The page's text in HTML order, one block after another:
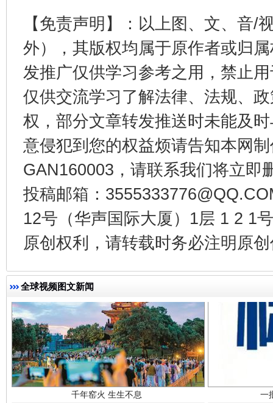
【免责声明】：以上图、文、音/
外），其版权均属于原作者或归
发推广仅供学习参考之用，禁止
仅供交流学习了解法律、法规、
权，部分文章转发推送时未能及
意侵犯到您的权益烦请告知本网
GAN160003，请联系我们将立即
投稿邮箱：
12号（华声国际大厦）1层 1 2 1
原创权利，请转载时务必注明原
全球视频图文新闻
东山县通报“牛蛙产品抗生素超标问题” 法
千年窑火 生生不息